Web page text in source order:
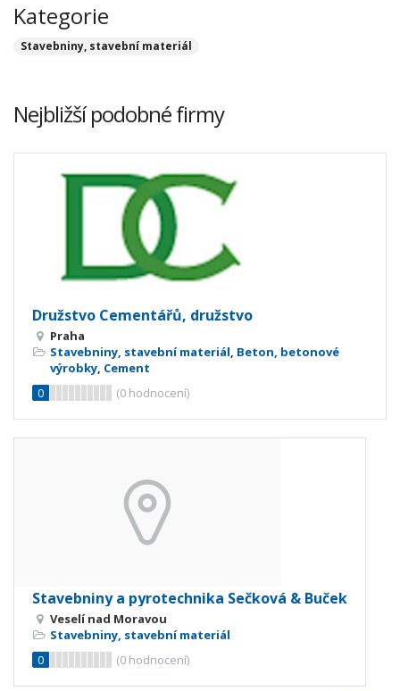
Kategorie
Stavebniny, stavební materiál
Nejbližší podobné firmy
Družstvo Cementářů, družstvo
Praha
Stavebniny, stavební materiál, Beton, betonové
výrobky, Cement
0
(0 hodnocení)
Stavebniny a pyrotechnika Sečková & Buček
Veselí nad Moravou
Stavebniny, stavební materiál
0
(0 hodnocení)